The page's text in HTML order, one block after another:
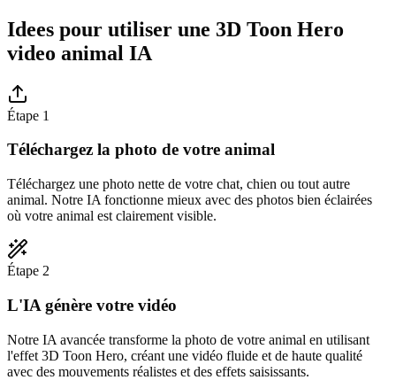
Idees pour utiliser une 3D Toon Hero
video animal IA
Étape 1
Téléchargez la photo de votre animal
Téléchargez une photo nette de votre chat, chien ou tout autre
animal. Notre IA fonctionne mieux avec des photos bien éclairées
où votre animal est clairement visible.
Étape 2
L'IA génère votre vidéo
Notre IA avancée transforme la photo de votre animal en utilisant
l'effet 3D Toon Hero, créant une vidéo fluide et de haute qualité
avec des mouvements réalistes et des effets saisissants.